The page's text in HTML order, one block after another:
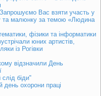
Вас взяти участь у
та малюнку за темою «Людина
фізики та інформатики
юних артистів,
із Рогівки
відзначили День
біди"
день охорони праці